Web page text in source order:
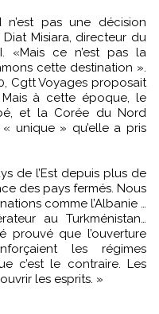
pas une décision
Misiara, directeur du
«Mais ce n’est pas la
cette destination ».
Cgtt Voyages proposait
à cette époque, le
et la Corée du Nord
unique » qu’elle a pris
de l’Est depuis plus de
des pays fermés. Nous
comme l’Albanie …
au Turkménistan…
prouvé que l’ouverture
les régimes
c’est le contraire. Les
les esprits. »